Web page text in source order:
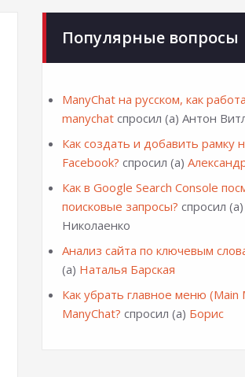
Популярные вопросы
ManyChat на русском, как
manychat спросил (а) Антон
Как создать и добавить рамку
Facebook? спросил (а)
Как в Google Search Console
поисковые запросы? спросил
Николаенко
Анализ сайта по ключевым
(а) Наталья Барская
Как убрать главное меню (Main
ManyChat? спросил (а) Борис